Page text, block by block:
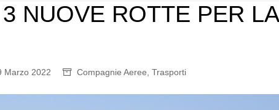
NUOVE ROTTE PER LA
Marzo 2022 Compagnie Aeree Trasporti